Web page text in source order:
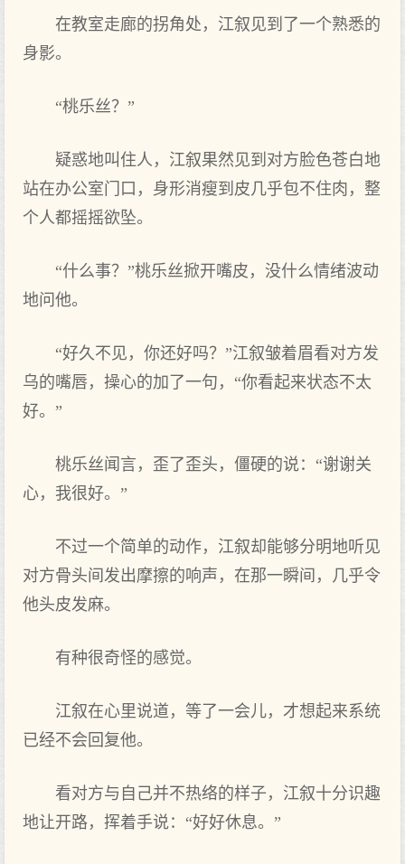
在教室走廊的拐角处，江叙见到了一个熟悉的
身影。
“桃乐丝？”
疑惑地叫住人，江叙果然见到对方脸色苍白地
站在办公室门口，身形消瘦到皮几乎包不住肉，整
个人都摇摇欲坠。
“什么事？”桃乐丝掀开嘴皮，没什么情绪波动
地问他。
“好久不见，你还好吗？”江叙皱着眉看对方发
乌的嘴唇，操心的加了一句，“你看起来状态不太
好。”
桃乐丝闻言，歪了歪头，僵硬的说：“谢谢关
心，我很好。”
不过一个简单的动作，江叙却能够分明地听见
对方骨头间发出摩擦的响声，在那一瞬间，几乎令
他头皮发麻。
有种很奇怪的感觉。
江叙在心里说道，等了一会儿，才想起来系统
已经不会回复他。
看对方与自己并不热络的样子，江叙十分识趣
地让开路，挥着手说：“好好休息。”